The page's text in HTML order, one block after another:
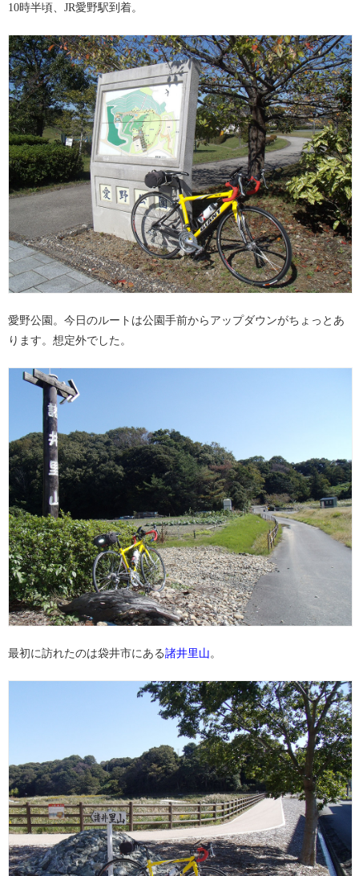
10時半頃、JR愛野駅到着。
愛野公園。今日のルートは公園手前からアップダウンがちょっとあ
ります。想定外でした。
最初に訪れたのは袋井市にある諸井里山 。